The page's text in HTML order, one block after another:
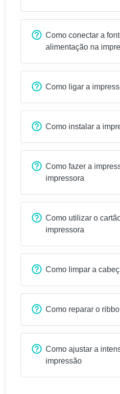
Como conectar a
alimentação na
Como ligar a
Como instalar a
Como fazer a
impressora
Como utilizar o
impressora
Como limpar a
Como reparar o
Como ajustar a
impressão